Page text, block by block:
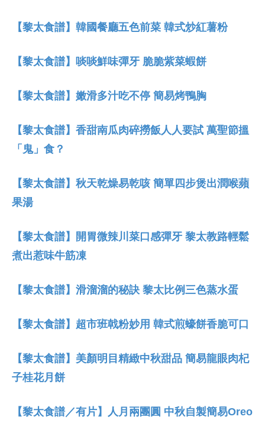
【黎太食譜】韓國餐廳五色前菜 韓式炒紅薯粉
【黎太食譜】啖啖鮮味彈牙 脆脆紫菜蝦餅
【黎太食譜】嫩滑多汁吃不停 簡易烤鴨胸
【黎太食譜】香甜南瓜肉碎撈飯人人要試 萬聖節搵
「鬼」食？
【黎太食譜】秋天乾燥易乾咳 簡單四步煲出潤喉蘋
果湯
【黎太食譜】開胃微辣川菜口感彈牙 黎太教路輕鬆
煮出惹味牛筋凍
【黎太食譜】滑溜溜的秘訣 黎太比例三色蒸水蛋
【黎太食譜】超市班戟粉妙用 韓式煎蠔餅香脆可口
【黎太食譜】美顏明目精緻中秋甜品 簡易龍眼肉杞
子桂花月餅
【黎太食譜／有片】人月兩團圓 中秋自製簡易Oreo